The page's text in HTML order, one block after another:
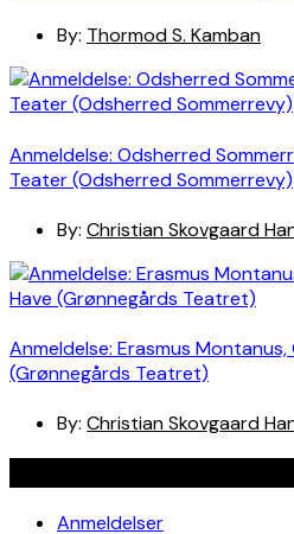
By: Thormod S. Kamban
Anmeldelse: Odsherred
Teater (Odsherred Sommerrevy)
By: Christian Skovgaard
Anmeldelse: Erasmus
(Grønnegårds Teatret)
By: Christian Skovgaard
Anmeldelser